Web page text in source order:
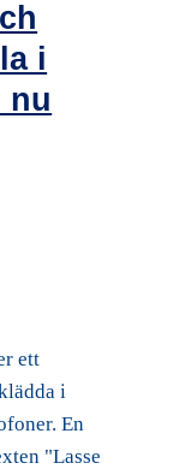
i
nu